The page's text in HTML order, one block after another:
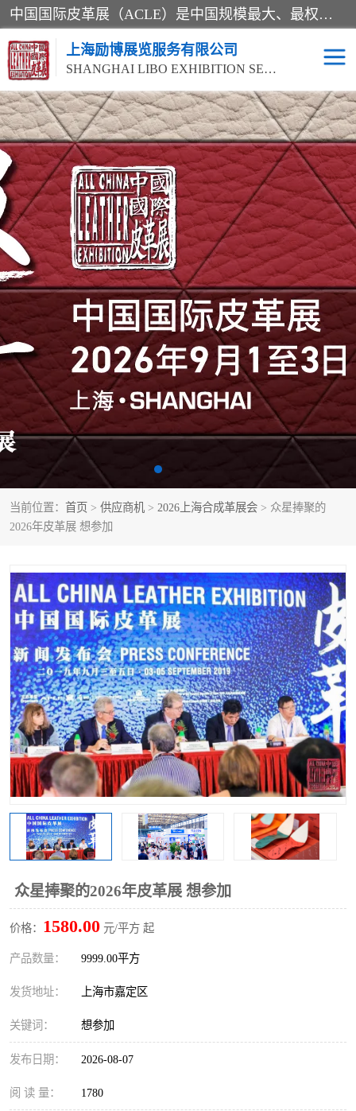
中国国际皮革展（ACLE）是中国规模最大、最权威的国际皮革盛会，自创办以来一直由中国皮革协会（CLIA）和亚太区皮革展有限公司（APLF）共同举办
上海励博展览服务有限公司
SHANGHAI LIBO EXHIBITION SERVICE CO.,LTD
当前位置： 首页 > 供应商机 > 2026上海合成革展会 > 众星捧聚的
2026年皮革展 想参加
众星捧聚的2026年皮革展 想参加
价格： 1580.00 元/平方 起
产品数量： 9999.00平方
发货地址： 上海市嘉定区
关键词： 想参加
发布日期： 2026-08-07
阅 读 量： 1780
2026中国国际皮革展
ACLE
2026上海皮革机械展
2026上海合成革展会 2026中国国际皮革展
2026中国国际皮革展
ACLE
2026中国国际皮革展